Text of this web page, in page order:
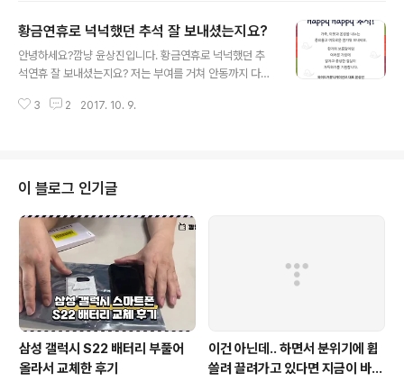
식회사는 홈인테리어 관련 비즈니스를 수행하고 있습니다.
모두의 홈인테리어 웹, 앱 서비스를 운영하고 있습니다. 또
한 모두홈도어라고 하는 현관중문 브랜드를 운영하고 있습
좋지 못한 한해였습니다. 그만큼 현관중문 시장도 많이 무
황금연휴로 넉넉했던 추석 잘 보내셨는지요?
안녕하세요?깜냥 윤상진입니다. 황금연휴로 넉넉했던 추
석연휴 잘 보내셨는지요? 저는 부여를 거쳐 안동까지 다니
도 많고 변화도 많습니다. 그 동안 블로그에 글을 못썼는데
니다. 감사합니다.
3 2 2017. 10. 9.
이 블로그 인기글
삼성 갤럭시 S22 배터리 부풀어
올라서 교체한 후기
이건 아닌데.. 하면서 분위기에 휩
쓸려 끌려가고 있다면 지금이 바로